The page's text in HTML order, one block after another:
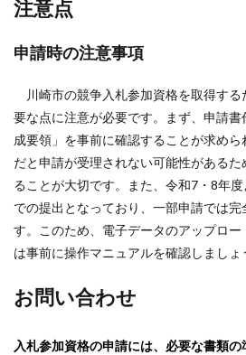
注意点
申請時の注意事項
川崎市の競争入札参加資格を取得する
要な点に注意が必要です。まず、申請
成要領」を事前に確認することが求め
だと申請が受理されない可能性がある
ることが大切です。また、令和7・8年
での提出となっており、一部申請では完
す。このため、電子データのアップロ
は事前に操作マニュアルを確認しましょ
お問い合わせ
入札参加資格の申請には、必要な書類の